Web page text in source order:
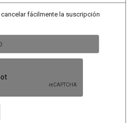
fácilmente la suscripción